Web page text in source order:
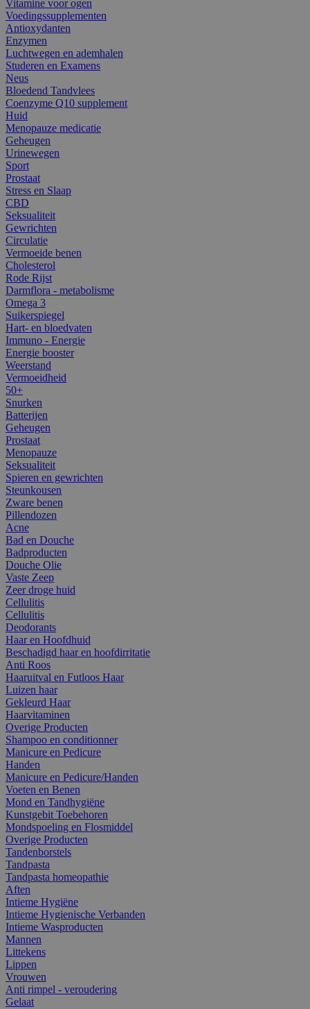
Vitamine voor ogen
Voedingssupplementen
Antioxydanten
Enzymen
Luchtwegen en ademhalen
Studeren en Examens
Neus
Bloedend Tandvlees
Coenzyme Q10 supplement
Huid
Menopauze medicatie
Geheugen
Urinewegen
Sport
Prostaat
Stress en Slaap
CBD
Seksualiteit
Gewrichten
Circulatie
Vermoeide benen
Cholesterol
Rode Rijst
Darmflora - metabolisme
Omega 3
Suikerspiegel
Hart- en bloedvaten
Immuno - Energie
Energie booster
Weerstand
Vermoeidheid
50+
Snurken
Batterijen
Geheugen
Prostaat
Menopauze
Seksualiteit
Spieren en gewrichten
Steunkousen
Zware benen
Pillendozen
Acne
Bad en Douche
Badproducten
Douche Olie
Vaste Zeep
Zeer droge huid
Cellulitis
Cellulitis
Deodorants
Haar en Hoofdhuid
Beschadigd haar en hoofdirritatie
Anti Roos
Haaruitval en Futloos Haar
Luizen haar
Gekleurd Haar
Haarvitaminen
Overige Producten
Shampoo en conditionner
Manicure en Pedicure
Handen
Manicure en Pedicure/Handen
Voeten en Benen
Mond en Tandhygiëne
Kunstgebit Toebehoren
Mondspoeling en Flosmiddel
Overige Producten
Tandenborstels
Tandpasta
Tandpasta homeopathie
Aften
Intieme Hygiëne
Intieme Hygienische Verbanden
Intieme Wasproducten
Mannen
Littekens
Lippen
Vrouwen
Anti rimpel - veroudering
Gelaat